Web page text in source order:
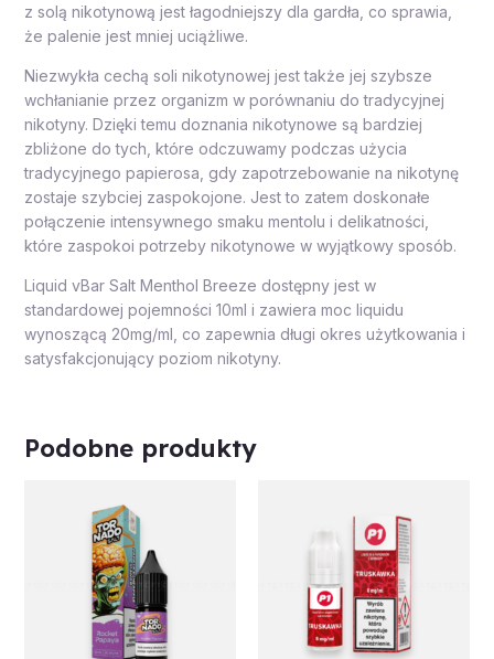
z solą nikotynową jest łagodniejszy dla gardła, co sprawia,
że palenie jest mniej uciążliwe.
Niezwykła cechą soli nikotynowej jest także jej szybsze
wchłanianie przez organizm w porównaniu do tradycyjnej
nikotyny. Dzięki temu doznania nikotynowe są bardziej
zbliżone do tych, które odczuwamy podczas użycia
tradycyjnego papierosa, gdy zapotrzebowanie na nikotynę
zostaje szybciej zaspokojone. Jest to zatem doskonałe
połączenie intensywnego smaku mentolu i delikatności,
które zaspokoi potrzeby nikotynowe w wyjątkowy sposób.
Liquid vBar Salt Menthol Breeze dostępny jest w
standardowej pojemności 10ml i zawiera moc liquidu
wynoszącą 20mg/ml, co zapewnia długi okres użytkowania i
satysfakcjonujący poziom nikotyny.
Podobne produkty